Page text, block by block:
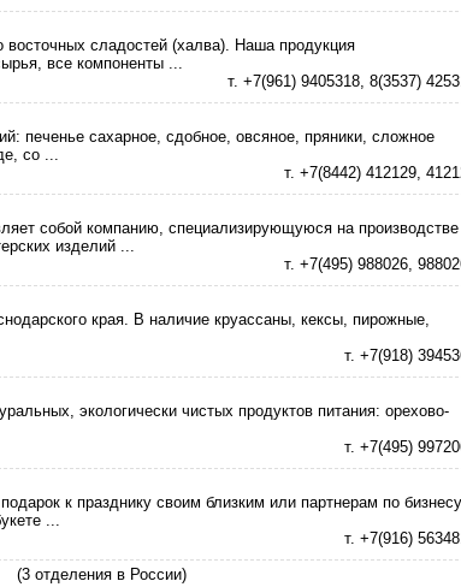
сладостей (халва). Наша продукция
все компоненты ...
т. +7(961) 9405318, 8(3537)
печенье сахарное, сдобное, овсяное, пряники, сложное
со ...
т. +7(8442) 412129,
собой компанию, специализирующуюся на
изделий ...
т. +7(495) 988026,
края. В наличие круассаны, кексы, пирожные,
т. +7(918)
экологически чистых продуктов питания: орехово-
т. +7(495)
к празднику своим близким или партнерам по
...
т. +7(916)
(3 отделения в России)